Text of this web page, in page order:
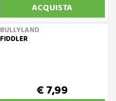
ACQUISTA
BULLYLAND
FIDDLER
€ 7,99